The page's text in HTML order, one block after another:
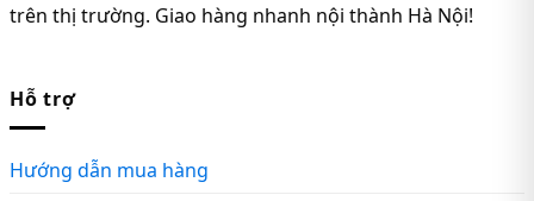
trên thị trường. Giao hàng nhanh nội thành Hà Nội!
Hỗ trợ
Hướng dẫn mua hàng